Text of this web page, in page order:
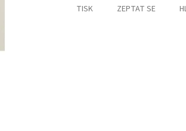
TISK ZEPTAT SE